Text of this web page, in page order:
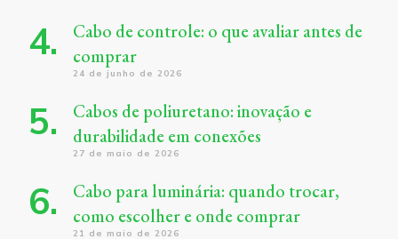
Cabo de controle: o que avaliar antes de
comprar
24 de junho de 2026
Cabos de poliuretano: inovação e
durabilidade em conexões
27 de maio de 2026
Cabo para luminária: quando trocar,
como escolher e onde comprar
21 de maio de 2026